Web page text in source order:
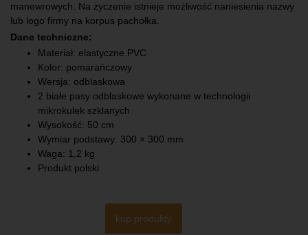
manewrowych. Na życzenie istnieje możliwość naniesienia nazwy
lub logo firmy na korpus pachołka.
Dane techniczne:
Materiał: elastyczne PVC
Kolor: pomarańczowy
Wersja: odblaskowa
2 białe pasy odblaskowe wykonane w technologii
mikrokulek szklanych
Wysokość: 50 cm
Wymiar podstawy: 300 × 300 mm
Waga: 1,2 kg
Produkt polski
kup produkty